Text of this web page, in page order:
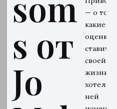
s от
Jo
— о том,
какие
оценки
ставит
своей
жизни и
хотел
ней